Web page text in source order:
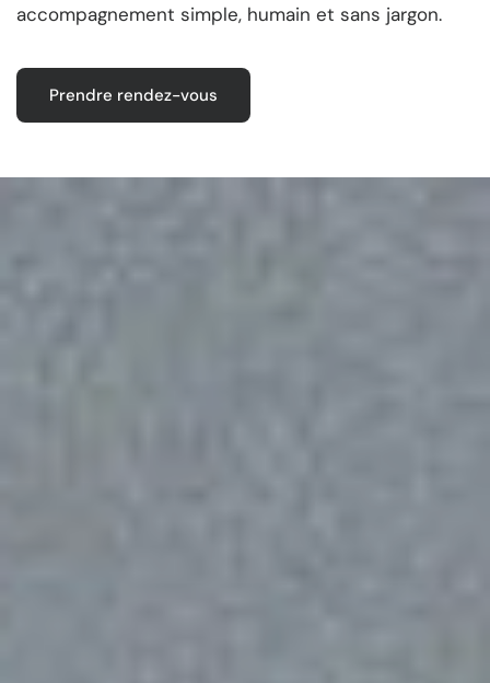
accompagnement simple, humain et sans jargon.
Prendre rendez-vous